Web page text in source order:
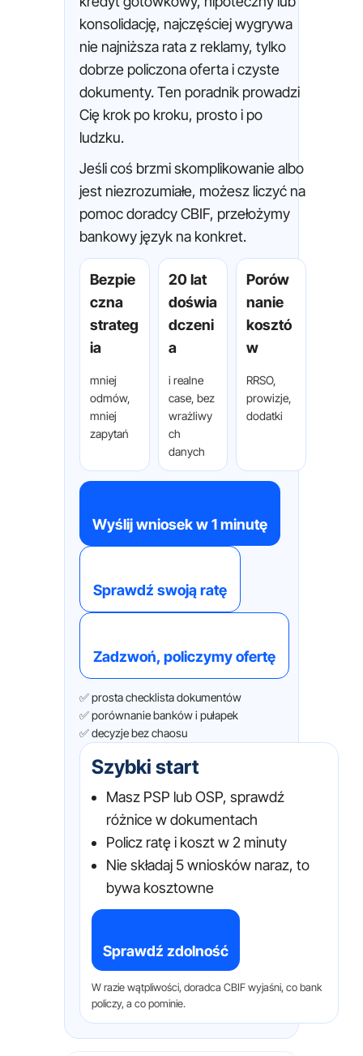
konsolidację, najczęściej wygrywa
nie najniższa rata z reklamy, tylko
dobrze policzona oferta i czyste
dokumenty. Ten poradnik prowadzi
Cię krok po kroku, prosto i po
ludzku.
Jeśli coś brzmi skomplikowanie albo
jest niezrozumiałe, możesz liczyć na
pomoc doradcy CBIF, przełożymy
bankowy język na konkret.
Bezpie
czna
strateg
ia
mniej
odmów,
mniej
zapytań
20 lat
doświa
dczeni
a
i realne
case, bez
wrażliwy
ch
danych
Porów
nanie
kosztó
w
RRSO,
prowizje,
dodatki
Wyślij wniosek w 1 minutę
Sprawdź swoją ratę
Zadzwoń, policzymy ofertę
✅ prosta checklista dokumentów
✅ porównanie banków i pułapek
✅ decyzje bez chaosu
Szybki start
Masz PSP lub OSP, sprawdź
różnice w dokumentach
Policz ratę i koszt w 2 minuty
Nie składaj 5 wniosków naraz, to
bywa kosztowne
Sprawdź zdolność
W razie wątpliwości, doradca CBIF wyjaśni, co bank
policzy, a co pominie.